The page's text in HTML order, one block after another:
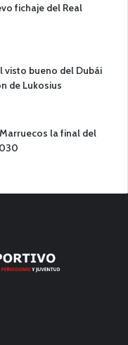
fichaje del Real
visto bueno del Dubái
de Lukosius
la final del